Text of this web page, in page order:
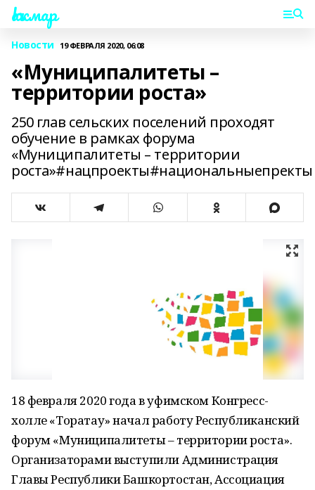
Һаҡмар
Новости 19 ФЕВРАЛЯ 2020, 06:08
«Муниципалитеты –
территории роста»
250 глав сельских поселений проходят
обучение в рамках форума
«Муниципалитеты – территории
роста»#нацпроекты#национальныепректы
18 февраля 2020 года в уфимском Конгресс-
холле «Торатау» начал работу Республиканский
форум «Муниципалитеты – территории роста».
Организаторами выступили Администрация
Главы Республики Башкортостан, Ассоциация